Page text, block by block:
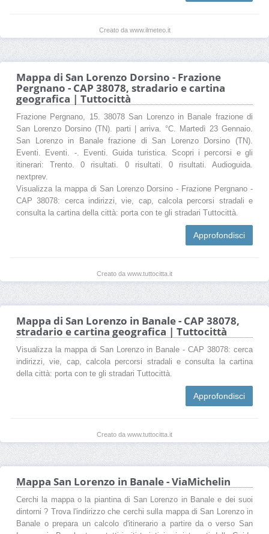
Creato da www.ilmeteo.it
Mappa di San Lorenzo Dorsino - Frazione
Pergnano - CAP 38078, stradario e cartina
geografica | Tuttocittà
Frazione Pergnano, 15. 38078 San Lorenzo in Banale frazione di
San Lorenzo Dorsino (TN). parti | arriva. °C. Martedì 23 Gennaio.
San Lorenzo in Banale frazione di San Lorenzo Dorsino (TN).
Eventi. Eventi. -. Eventi. Guida turistica. Scopri i percorsi e gli
itinerari: Trento. 0 risultati. 0 risultati. 0 risultati. Audioguida.
nextprev.
Visualizza la mappa di San Lorenzo Dorsino - Frazione Pergnano -
CAP 38078: cerca indirizzi, vie, cap, calcola percorsi stradali e
consulta la cartina della città: porta con te gli stradari Tuttocittà.
Approfondisci
Creato da www.tuttocitta.it
Mappa di San Lorenzo in Banale - CAP 38078,
stradario e cartina geografica | Tuttocittà
Visualizza la mappa di San Lorenzo in Banale - CAP 38078: cerca
indirizzi, vie, cap, calcola percorsi stradali e consulta la cartina
della città: porta con te gli stradari Tuttocittà.
Approfondisci
Creato da www.tuttocitta.it
Mappa San Lorenzo in Banale - ViaMichelin
Cerchi la mappa o la piantina di San Lorenzo in Banale e dei suoi
dintorni ? Trova l'indirizzo che cerchi sulla mappa di San Lorenzo in
Banale o prepara un calcolo d'itinerario a partire da o verso San